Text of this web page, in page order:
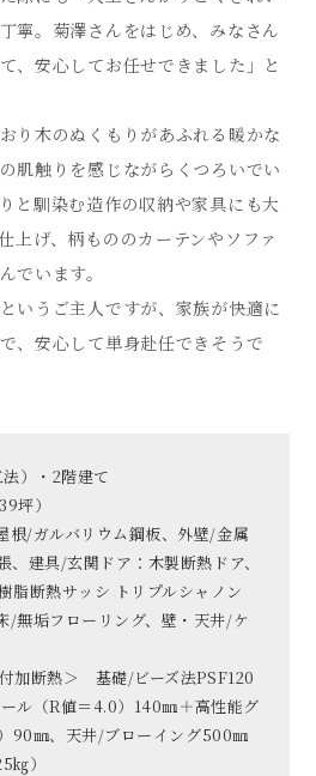
寧。菊澤さんをはじめ、みなさん
、安心してお任せできました」と
り木のぬくもりがあふれる暖かな
肌触りを感じながらくつろいでい
と馴染む造作の収納や家具にも大
上げ、柄もののカーテンやソファ
でいます。
いうご主人ですが、家族が快適に
、安心して単身赴任できそうで
）・2階建て
坪）
/ガルバリウム鋼板、外壁/金属
、建具/玄関ドア：木製断熱ドア、
脂断熱サッシ トリプルシャノン
無垢フローリング、壁・天井/ケ
加断熱＞ 基礎/ビーズ法PSF120
ル（R値＝4.0）140㎜＋高性能グ
90㎜、天井/ブローイング500㎜
㎏）